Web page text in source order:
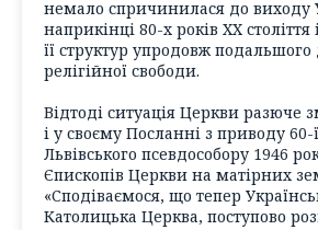
немало спричинилася до виходу
наприкінці 80-х років XX
її структур упродовж подальшого
релігійної свободи.
Відтоді ситуація Церкви разюче
і у своєму Посланні з приводу 60-
Львівського псевдособору 1946
Єпископів Церкви на матірних
«Сподіваємося, що тепер
Католицька Церква, поступово